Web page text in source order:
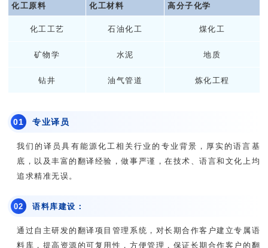
化工原料 化工材料 高分子化学
化工工艺 石油化工 煤化工
矿物学 水泥 地质
钻井 油气管道 炼化工程
01 专业译员
我们的译员具有能源化工相关行业的专业背景，厚实的语言基
底，以及丰富的翻译经验，做事严谨，在技术、语言和文化上均
追求精准无误。
02 语料库建设：
通过自主研发的翻译项目管理系统，对长期合作客户建立专属语
料库，提高资源的可复用性，方便管理，保证长期合作客户的翻